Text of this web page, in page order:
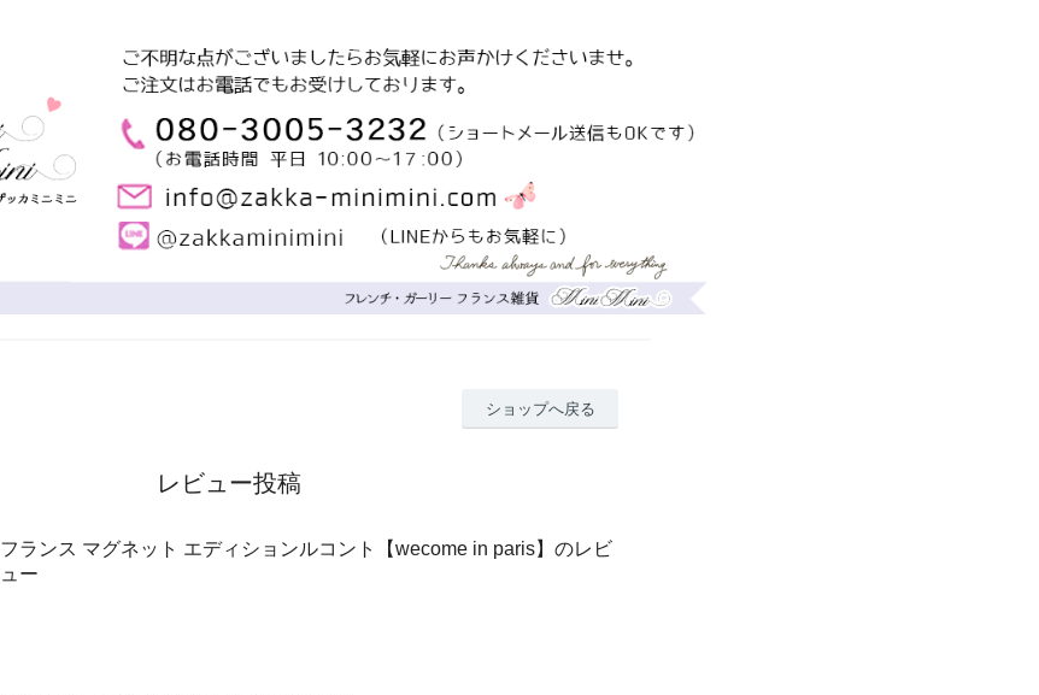
ショップへ戻る
レビュー投稿
フランス マグネット エディションルコント【wecome in paris】のレビ
ュー